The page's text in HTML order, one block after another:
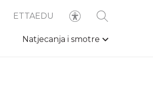
ETTAEDU
Natjecanja i smotre